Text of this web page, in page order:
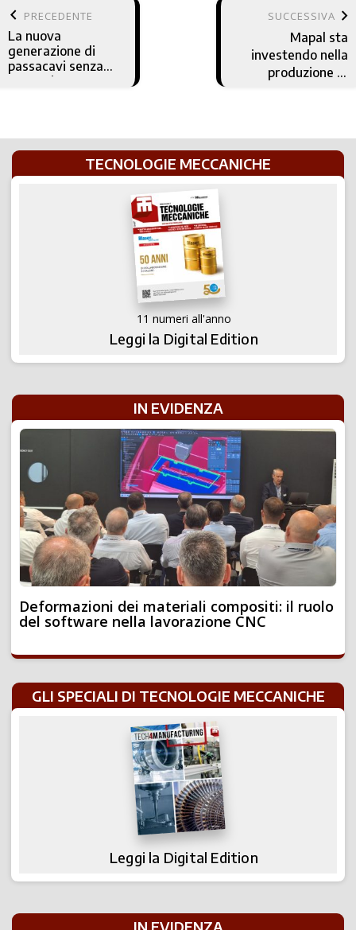
keyboard_arrow_left PRECEDENTE
La nuova
generazione di
passacavi senza
attrezzi
SUCCESSIVA keyboard_arrow_right
Mapal sta
investendo nella
produzione di
TECNOLOGIE MECCANICHE
11 numeri all'anno
Leggi la Digital Edition
IN EVIDENZA
Deformazioni dei materiali compositi: il ruolo
del software nella lavorazione CNC
GLI SPECIALI DI TECNOLOGIE MECCANICHE
Leggi la Digital Edition
IN EVIDENZA